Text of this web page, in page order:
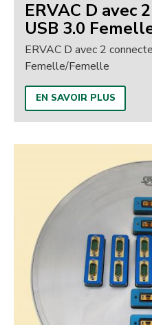
ERVAC D avec
USB 3.0
ERVAC D avec 2
Femelle/Femelle
EN SAVOIR PLUS